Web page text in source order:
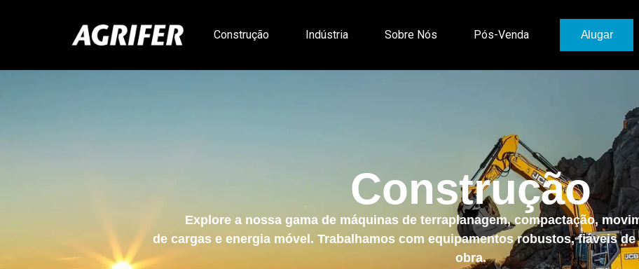
Construção Indústria Sobre Nós Pós-Venda Alugar
Construção
Explore a nossa gama de máquinas de terraplanagem, compactação,
de cargas e energia móvel. Trabalhamos com equipamentos robustos, fiáveis
obra.